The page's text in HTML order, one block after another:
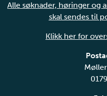
Alle søknader, høringer og
skal sendes til
Klikk her for